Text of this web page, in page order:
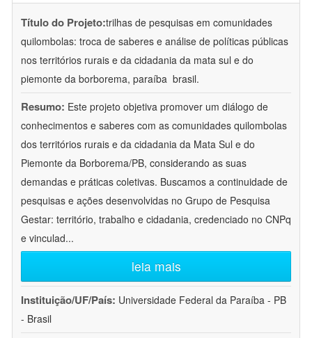
Título do Projeto:trilhas de pesquisas em comunidades
quilombolas: troca de saberes e análise de políticas públicas
nos territórios rurais e da cidadania da mata sul e do
piemonte da borborema, paraíba  brasil.
Resumo: Este projeto objetiva promover um diálogo de
conhecimentos e saberes com as comunidades quilombolas
dos territórios rurais e da cidadania da Mata Sul e do
Piemonte da Borborema/PB, considerando as suas
demandas e práticas coletivas. Buscamos a continuidade de
pesquisas e ações desenvolvidas no Grupo de Pesquisa
Gestar: território, trabalho e cidadania, credenciado no CNPq
e vinculad...
leia mais
Instituição/UF/País: Universidade Federal da Paraíba - PB
- Brasil